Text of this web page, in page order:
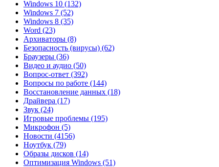
Windows 10 (132)
Windows 7 (52)
Windows 8 (35)
Word (23)
Архиваторы (8)
Безопасность (вирусы) (62)
Браузеры (36)
Видео и аудио (50)
Вопрос-ответ (392)
Вопросы по работе (144)
Восстановление данных (18)
Драйвера (17)
Звук (24)
Игровые проблемы (195)
Микрофон (5)
Новости (4156)
Ноутбук (79)
Образы дисков (14)
Оптимизация Windows (51)